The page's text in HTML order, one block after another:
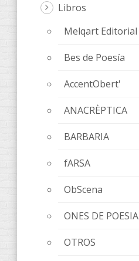
Libros
Melqart Editorial
Bes de Poesía
AccentObert'
ANACRÈPTICA
BARBARIA
fARSA
ObScena
ONES DE POESIA
OTROS